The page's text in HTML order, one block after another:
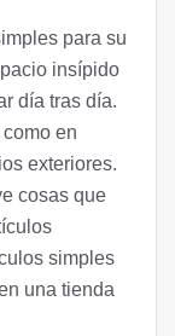
para su
insípido
día tras día.
en
exteriores.
cosas que
simples
una tienda